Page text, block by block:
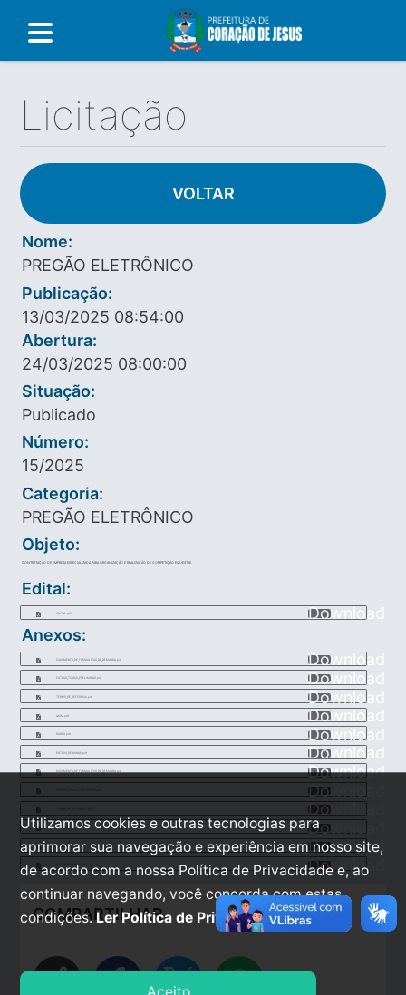
Licitação
VOLTAR
Nome:
PREGÃO ELETRÔNICO
Publicação:
13/03/2025 08:54:00
Abertura:
24/03/2025 08:00:00
Situação:
Publicado
Número:
15/2025
Categoria:
PREGÃO ELETRÔNICO
Objeto:
CONTRATAÇÃO DE EMPRESA ESPECIALIZADA PARA ORGANIZAÇÃO E REALIZAÇÃO DE COMPETIÇÃO EQUESTRE.
Edital:
EDITAL.pdf
Download
Anexos:
DOCUMENTO_DE_FORMALIZAO_DE_DEMANDA.pdf Download
ESTUDO_TCNICO_PRELIMINAR.pdf Download
TERMO_DE_REFERNCIA.pdf Download
AMM.pdf Download
DIARIO.pdf Download
ESTADO_DE_MINAS.pdf Download
DOCUMENTO_DE_FORMALIZAO_DE_DEMANDA.pdf Download
Download
Download
AMM.pdf Download
DIARIO.pdf Download
ESTADO_DE_MINAS.pdf Download
COMPARTILHAR
share
Utilizamos cookies e outras tecnologias para
aprimorar sua navegação e experiência em nosso site,
de acordo com a nossa Política de Privacidade e, ao
continuar navegando, você concorda com estas
condições.Ler Política de Privacidade.